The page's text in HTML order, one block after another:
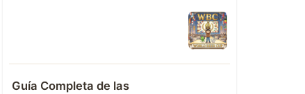
Guía Completa de las